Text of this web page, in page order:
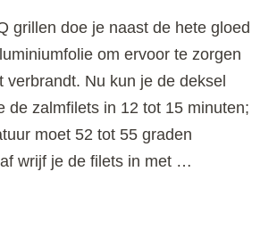
grillen doe je naast de hete gloed
om ervoor te zorgen
verbrandt. Nu kun je de deksel
de zalmfilets in 12 tot 15 minuten;
moet 52 tot 55 graden
wrijf je de filets in met …